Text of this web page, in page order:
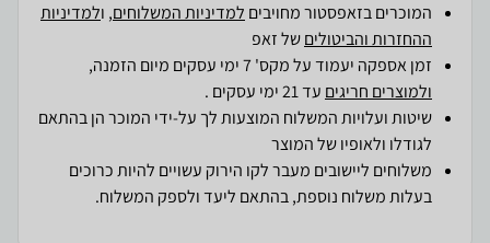
המוכרים בזאפסטור מחויבים למדיניות המשלוחים, ולמדיניות
ההחזרות והביטוליםשל זאפ
זמן אספקה יעמוד על מקס' 7 ימי עסקים מיום הזמנה,
ולמוצרים חריגים עד 21 ימי עסקים .
שיטות ועלויות המשלוח המוצעות לך על-ידי המוכר הן בהתאם
לגודלו ולאופיו של המוצר
משלוחים ליישובים מעבר לקו הירוק עשויים להיות כרוכים
בעלות משלוח נוספת, בהתאם ליעד ולספק המשלוח.